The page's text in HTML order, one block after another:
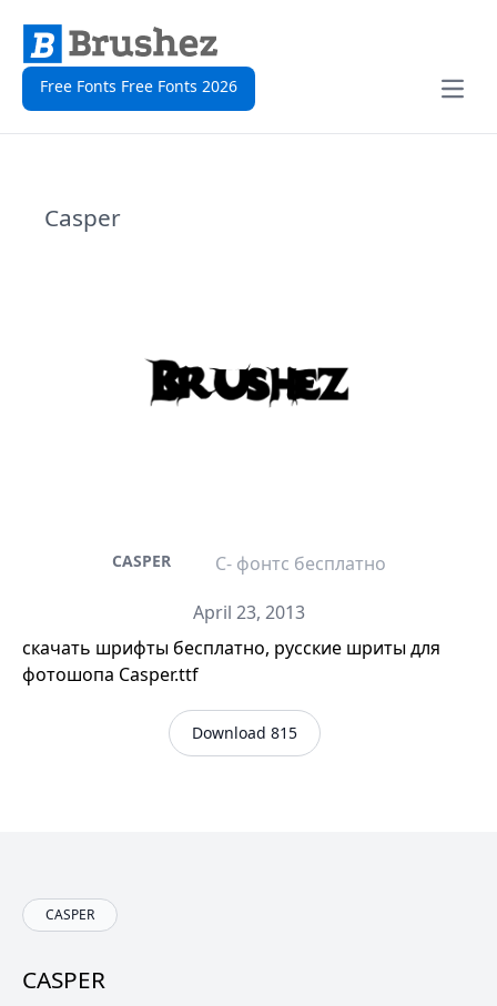
Free Fonts Free Fonts 2026
Open
Casper
CASPER
C- фонтс бесплатно
April 23, 2013
скачать шрифты бесплатно, русские шриты для
фотошопа Casper.ttf
Download 815
CASPER
CASPER